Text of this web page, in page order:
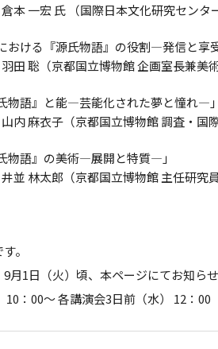
本 一宏 氏 （国際日本文化研究センタ
おける『源氏物語』の役割―発信と享
田 聡（京都国立博物館 企画室長兼美
物語』と能―芸能化された夢と憧れ―｣
内 麻衣子（京都国立博物館 調査・国
物語』の美術―展開と特質―｣
並 林太郎（京都国立博物館 主任研究
。
月1日（火）頃、本ページにてお知ら
10：00～ 各講演会3日前（水） 12：00